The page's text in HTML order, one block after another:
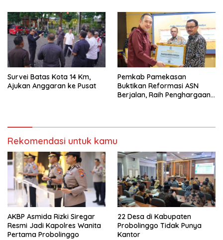
Survei Batas Kota 14 Km,
Ajukan Anggaran ke Pusat
Pemkab Pamekasan
Buktikan Reformasi ASN
Berjalan, Raih Penghargaan
Rekomendasi untuk kamu
AKBP Asmida Rizki Siregar
Resmi Jadi Kapolres Wanita
Pertama Probolinggo
22 Desa di Kabupaten
Probolinggo Tidak Punya
Kantor